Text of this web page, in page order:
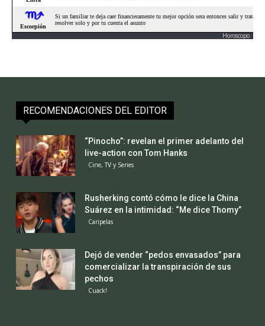
Horoscopo
RECOMENDACIONES DEL EDITOR
“Pinocho”: revelan el primer adelanto del
live-action con Tom Hanks
Cine, TV y Series
Rusherking contó cómo le dice la China
Suárez en la intimidad: “Me dice Thomy”
Caripelas
Dejó de vender “pedos envasados” para
comercializar la transpiración de sus
pechos
Cuack!